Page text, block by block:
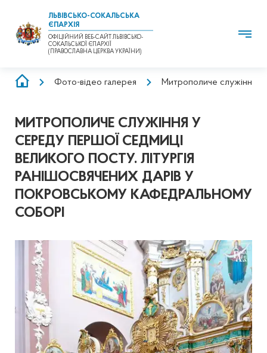
ЛЬВІВСЬКО-СОКАЛЬСЬКА
ЄПАРХІЯ
ОФІЦІЙНИЙ ВЕБ-САЙТ ЛЬВІВСЬКО-
СОКАЛЬСЬКОЇ ЄПАРХІЇ
(ПРАВОСЛАВНА ЦЕРКВА УКРАЇНИ)
РЯДОКФото-відео галерея Митрополиче служіння у
МИТРОПОЛИЧЕ СЛУЖІННЯ У
СЕРЕДУ ПЕРШОЇ СЕДМИЦІ
ВЕЛИКОГО ПОСТУ. ЛІТУРГІЯ
РАНІШОСВЯЧЕНИХ ДАРІВ У
ПОКРОВСЬКОМУ КАФЕДРАЛЬНОМУ
СОБОРІ